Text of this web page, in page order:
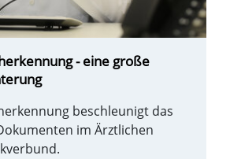
- eine große
beschleunigt das
im Ärztlichen